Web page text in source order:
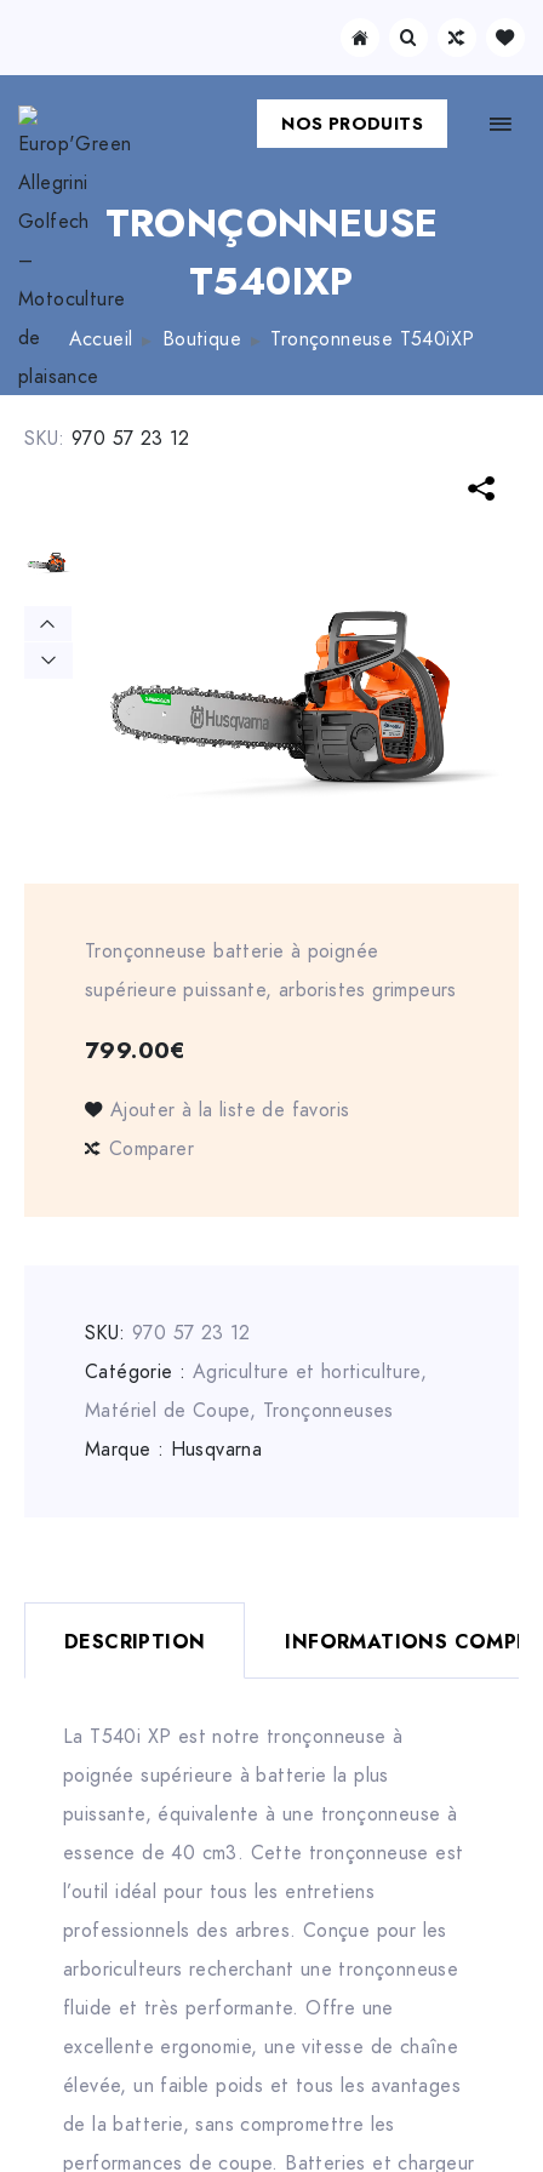
NOS PRODUITS
TRONÇONNEUSE
T540IXP
Accueil Boutique Tronçonneuse T540iXP
SKU: 970 57 23 12
Tronçonneuse batterie à poignée
supérieure puissante, arboristes grimpeurs
799.00€
Ajouter à la liste de favoris
Comparer
SKU: 970 57 23 12
Catégorie : Agriculture et horticulture,
Matériel de Coupe, Tronçonneuses
Marque : Husqvarna
DESCRIPTION INFORMATIONS
La T540i XP est notre tronçonneuse à
poignée supérieure à batterie la plus
puissante, équivalente à une tronçonneuse à
essence de 40 cm3. Cette tronçonneuse est
l’outil idéal pour tous les entretiens
professionnels des arbres. Conçue pour les
arboriculteurs recherchant une tronçonneuse
fluide et très performante. Offre une
excellente ergonomie, une vitesse de chaîne
élevée, un faible poids et tous les avantages
de la batterie, sans compromettre les
performances de coupe. Batteries et chargeur